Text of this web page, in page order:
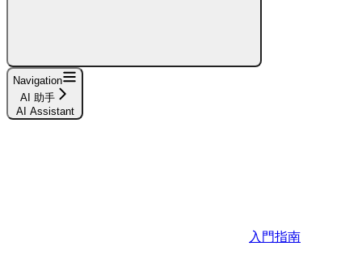
Navigation
AI 助手
AI Assistant
入門指南